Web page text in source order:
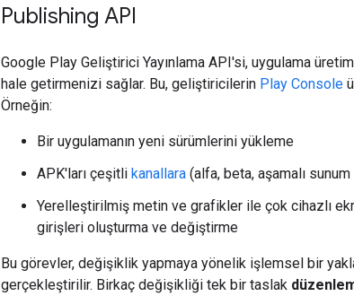
Publishing API
Google Play Geliştirici Yayınlama API'si, uygulama
hale getirmenizi sağlar. Bu, geliştiricilerin Play Console
Örneğin:
Bir uygulamanın yeni sürümlerini yükleme
APK'ları çeşitli kanallara (alfa, beta, aşamalı
Yerelleştirilmiş metin ve grafikler ile çok cihazlı
girişleri oluşturma ve değiştirme
Bu görevler, değişiklik yapmaya yönelik işlemsel bir
gerçekleştirilir. Birkaç değişikliği tek bir taslak